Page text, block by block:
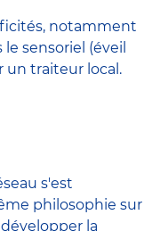
notamment
sensoriel (éveil
un traiteur local.
s'est
philosophie sur
la